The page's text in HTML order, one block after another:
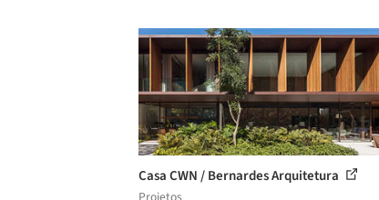
Casa CWN / Bernardes Arquitetura